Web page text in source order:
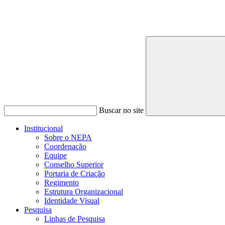
Buscar no site
Institucional
Sobre o NEPA
Coordenação
Equipe
Conselho Superior
Portaria de Criação
Regimento
Estrutura Organizacional
Identidade Visual
Pesquisa
Linhas de Pesquisa